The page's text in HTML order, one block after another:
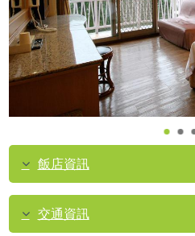
飯店資訊
交通資訊